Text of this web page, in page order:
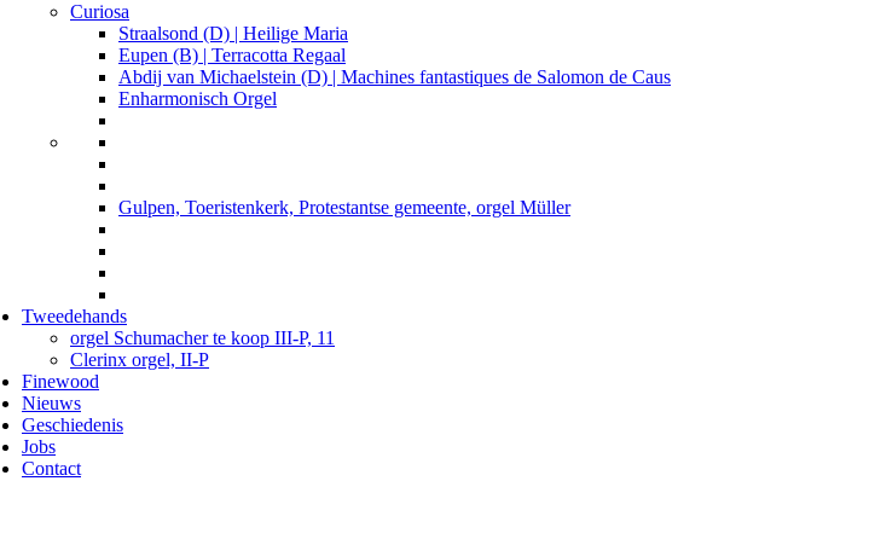
Curiosa
Straalsond (D) | Heilige Maria
Eupen (B) | Terracotta Regaal
Abdij van Michaelstein (D) | Machines fantastiques de Salomon de Caus
Enharmonisch Orgel
Gulpen, Toeristenkerk, Protestantse gemeente, orgel Müller
Tweedehands
orgel Schumacher te koop III-P, 11
Clerinx orgel, II-P
Finewood
Nieuws
Geschiedenis
Jobs
Contact